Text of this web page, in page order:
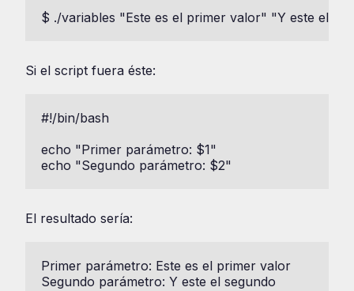
$ ./variables "Este es el primer valor" "Y este el
Si el script fuera éste:
#!/bin/bash
echo "Primer parámetro: $1"
echo "Segundo parámetro: $2"
El resultado sería:
Primer parámetro: Este es el primer valor
Segundo parámetro: Y este el segundo